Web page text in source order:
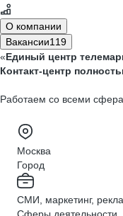
О компании
Вакансии119
«Единый центр
Контакт-центр
Работаем со всеми
Москва
Город
СМИ, маркетинг,